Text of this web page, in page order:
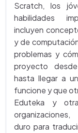
Scratch, los
habilidades
incluyen
y de
problemas y
proyecto
hasta llegar a
funcione y que
Eduteka y
duro para